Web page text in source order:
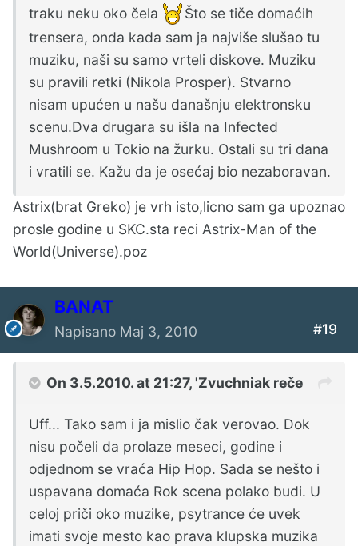
traku neku oko čela
Što se tiče domaćih
trensera, onda kada sam ja najviše slušao tu
muziku, naši su samo vrteli diskove. Muziku
su pravili retki (Nikola Prosper). Stvarno
nisam upućen u našu današnju elektronsku
scenu.Dva drugara su išla na Infected
Mushroom u Tokio na žurku. Ostali su tri dana
i vratili se. Kažu da je osećaj bio nezaboravan.
Astrix(brat Greko) je vrh isto,licno sam ga upoznao
prosle godine u SKC.sta reci Astrix-Man of the
World(Universe).poz
BANAT
Napisano Maj 3, 2010 #19
On 3.5.2010. at 21:27, 'Zvuchniak reče
Uff... Tako sam i ja mislio čak verovao. Dok
nisu počeli da prolaze meseci, godine i
odjednom se vraća Hip Hop. Sada se nešto i
uspavana domaća Rok scena polako budi. U
celoj priči oko muzike, psytrance će uvek
imati svoje mesto kao prava klupska muzika